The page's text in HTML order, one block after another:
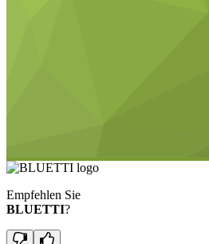
Empfehlen Sie
BLUETTI?